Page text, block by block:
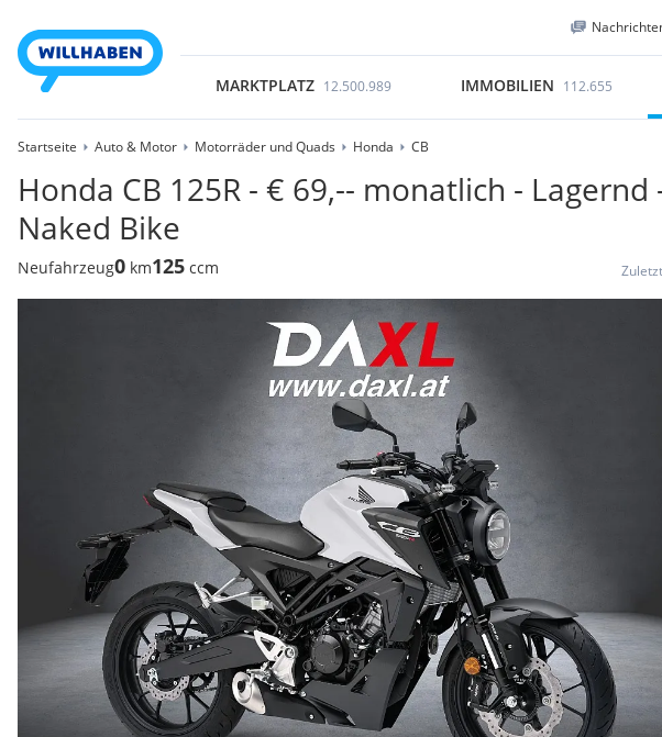
MARKTPLATZ 12.500.989 IMMOBILIEN 112.655
Startseite Auto & Motor Motorräder und Quads Honda CB
Honda CB 125R - € 69,-- monatlich - Lagernd
Naked Bike
Neufahrzeug0 km125 ccm